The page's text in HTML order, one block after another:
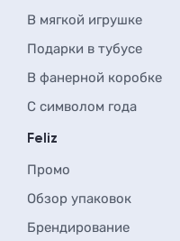
В мягкой игрушке
Подарки в тубусе
В фанерной коробке
С символом года
Feliz
Промо
Обзор упаковок
Брендирование